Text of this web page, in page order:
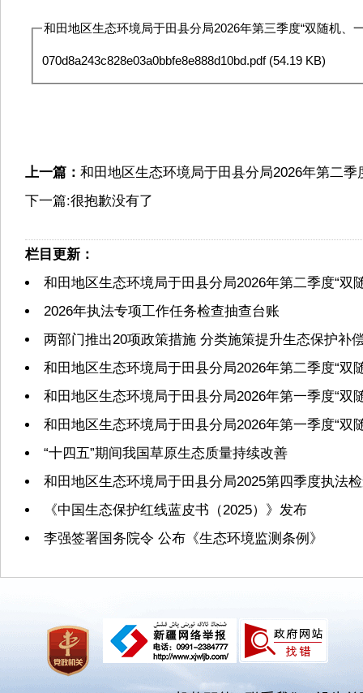
和田地区生态环境局于田县分局2026年第三季度“双随机、
070d8a243c828e03a0bbfe8e888d10bd.pdf(54.19 KB)
上一篇： 和田地区生态环境局于田县分局2026年第二
下一篇:很抱歉没有了
栏目更新：
和田地区生态环境局于田县分局2026年第二季度“双
2026年执法专项工作任务检查抽查台账
两部门推出20项政策措施 分类施策提升生态保护补
和田地区生态环境局于田县分局2026年第二季度“双
和田地区生态环境局于田县分局2026年第一季度“双
和田地区生态环境局于田县分局2026年第一季度“双
“十四五”期间我国草原生态质量持续改善
和田地区生态环境局于田县分局2025第四季度执法
《中国生态保护红线蓝皮书（2025）》发布
李强签署国务院令 公布《生态环境监测条例》